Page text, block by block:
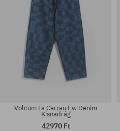
Volcom Fa Carrau Ew Denim
Kisnadrág
42970 Ft